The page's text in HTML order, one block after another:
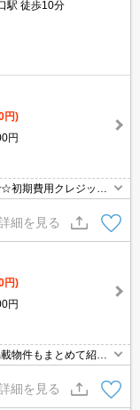
駅 徒歩10分
円)
円
初期費用クレジット
にご相談ください！
細を見る
円)
円
物件もまとめて紹介
細を見る